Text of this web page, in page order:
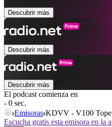
Descubrir más
Descubrir más
Descubrir más
El podcast comienza en
- 0 sec.
Emisoras KDVV - V100
Escucha gratis esta emisora en la